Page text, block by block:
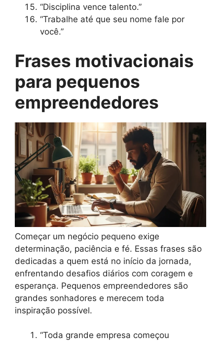
“Disciplina vence talento.”
“Trabalhe até que seu nome fale por
você.”
Frases motivacionais
para pequenos
empreendedores
Começar um negócio pequeno exige
determinação, paciência e fé. Essas frases são
dedicadas a quem está no início da jornada,
enfrentando desafios diários com coragem e
esperança. Pequenos empreendedores são
grandes sonhadores e merecem toda
inspiração possível.
“Toda grande empresa começou